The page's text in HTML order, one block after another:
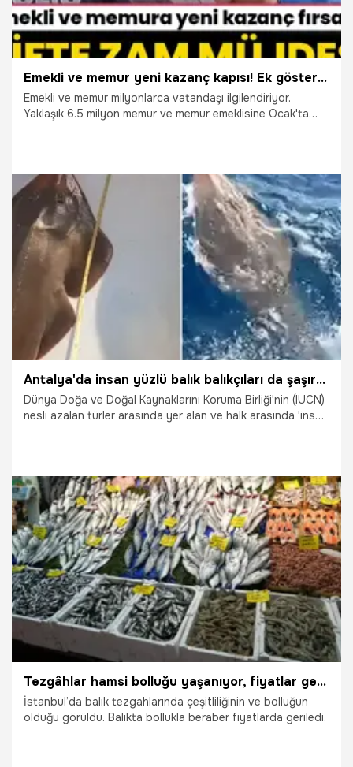
Emekli ve memur yeni kazanç kapısı! Ek gösterge ve çifte zam müjdesi
Emekli ve memur milyonlarca vatandaşı ilgilendiriyor.
Yaklaşık 6.5 milyon memur ve memur emeklisine Ocak'ta
enflasyonun yüzde 6'yı aşan kısmı üzerinden
hesaplanacak. Bu artış maaşların yanı sıra ek ödemelere de
yansıyacak. İşte emekli ve memur maaşına zam ile ilgili
dikkat çeken detaylar...
24.11.2023 Emekli
Antalya'da insan yüzlü balık balıkçıları da şaşırttı! Boyu ve kilosu ölçülüp denize salındı
Dünya Doğa ve Doğal Kaynaklarını Koruma Birliği'nin (IUCN)
nesli azalan türler arasında yer alan ve halk arasında 'insan
ölçtükten sonra denize bıraktı.
23.11.2023 Yaşam
Tezgâhlar hamsi bolluğu yaşanıyor, fiyatlar geriledi
İstanbul’da balık tezgahlarında çeşitliliğinin ve bolluğun
olduğu görüldü. Balıkta bollukla beraber fiyatlarda geriledi.